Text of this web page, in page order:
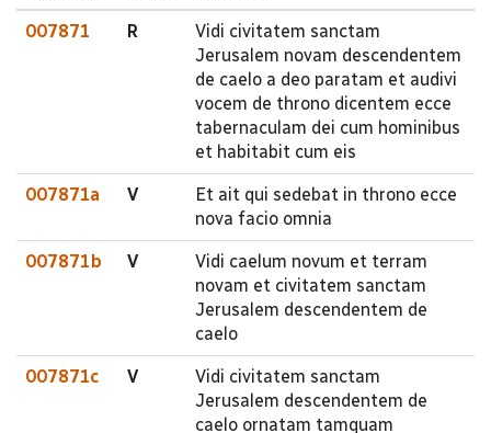
007871 R
Vidi civitatem sanctam
Jerusalem novam descendentem
de caelo a deo paratam et audivi
vocem de throno dicentem ecce
tabernaculam dei cum hominibus
et habitabit cum eis
007871a V
Et ait qui sedebat in throno ecce
nova facio omnia
007871b V
Vidi caelum novum et terram
novam et civitatem sanctam
Jerusalem descendentem de
caelo
007871c V
Vidi civitatem sanctam
Jerusalem descendentem de
caelo ornatam tamquam